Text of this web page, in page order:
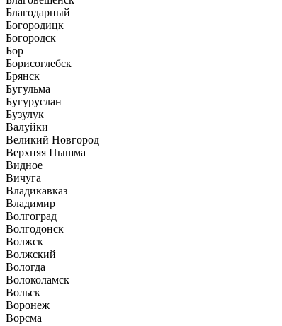
Благодарный
Богородицк
Богородск
Бор
Борисоглебск
Брянск
Бугульма
Бугуруслан
Бузулук
Валуйки
Великий Новгород
Верхняя Пышма
Видное
Вичуга
Владикавказ
Владимир
Волгоград
Волгодонск
Волжск
Волжский
Вологда
Волоколамск
Вольск
Воронеж
Ворсма